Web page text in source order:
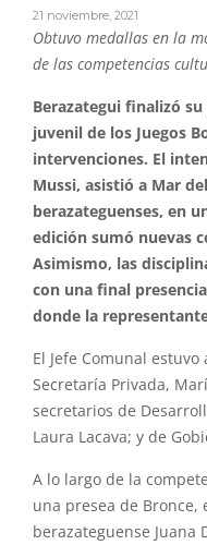
21 noviembre, 2021
Obtuvo medallas en la
de las competencias
Berazategui finalizó su
juvenil de los Juegos
intervenciones. El
Mussi, asistió a Mar
berazateguenses, en
edición sumó nuevas
Asimismo, las
con una final
donde la
El Jefe Comunal
Secretaría Privada,
secretarios de
Laura Lacava; y de
A lo largo de la
una presea de Bronce,
berazateguense Juana